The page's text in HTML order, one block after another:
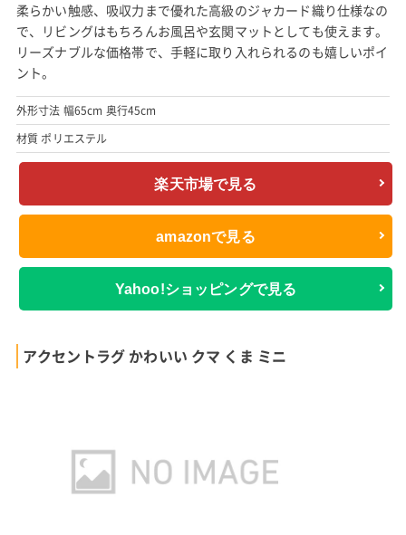
柔らかい触感、吸収力まで優れた高級のジャカード織り仕様なの
で、リビングはもちろんお風呂や玄関マットとしても使えます。
リーズナブルな価格帯で、手軽に取り入れられるのも嬉しいポイ
ント。
外形寸法 幅65cm 奥行45cm
材質 ポリエステル
楽天市場で見る
amazonで見る
Yahoo!ショッピングで見る
アクセントラグ かわいい クマ くま ミニ